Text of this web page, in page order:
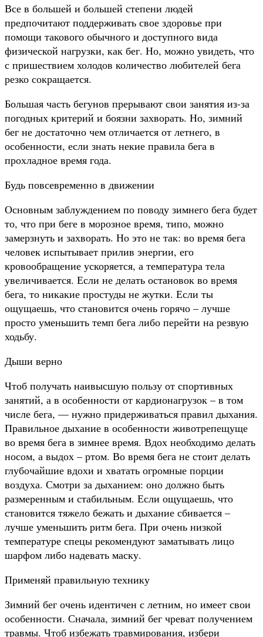
Все в большей и большей степени людей
предпочитают поддерживать свое здоровье при
помощи такового обычного и доступного вида
физической нагрузки, как бег. Но, можно увидеть, что
с пришествием холодов количество любителей бега
резко сокращается.
Большая часть бегунов прерывают свои занятия из-за
погодных критерий и боязни захворать. Но, зимний
бег не достаточно чем отличается от летнего, в
особенности, если знать некие правила бега в
прохладное время года.
Будь повсевременно в движении
Основным заблуждением по поводу зимнего бега будет
то, что при беге в морозное время, типо, можно
замерзнуть и захворать. Но это не так: во время бега
человек испытывает прилив энергии, его
кровообращение ускоряется, а температура тела
увеличивается. Если не делать остановок во время
бега, то никакие простуды не жутки. Если ты
ощущаешь, что становится очень горячо – лучше
просто уменьшить темп бега либо перейти на резвую
ходьбу.
Дыши верно
Чтоб получать наивысшую пользу от спортивных
занятий, а в особенности от кардионагрузок – в том
числе бега, — нужно придерживаться правил дыхания.
Правильное дыхание в особенности животрепещуще
во время бега в зимнее время. Вдох необходимо делать
носом, а выдох – ртом. Во время бега не стоит делать
глубочайшие вдохи и хватать огромные порции
воздуха. Смотри за дыханием: оно должно быть
размеренным и стабильным. Если ощущаешь, что
становится тяжело бежать и дыхание сбивается –
лучше уменьшить ритм бега. При очень низкой
температуре спецы рекомендуют заматывать лицо
шарфом либо надевать маску.
Применяй правильную технику
Зимний бег очень идентичен с летним, но имеет свои
особенности. Сначала, зимний бег чреват получением
травмы. Чтоб избежать травмирования, избери